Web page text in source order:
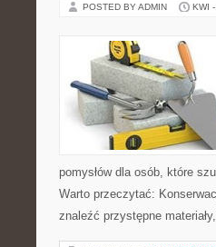
POSTED BY ADMIN KWI
pomysłów dla osób, które
Warto przeczytać:
znaleźć przystępne